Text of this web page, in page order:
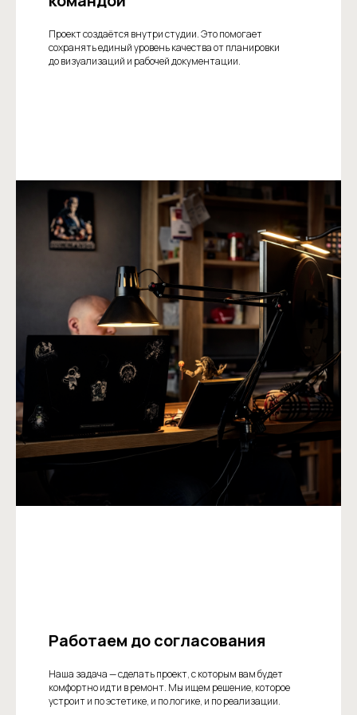
Проект создаётся внутри студии. Это помогает
сохранять единый уровень качества от планировки
до визуализаций и рабочей документации.
Работаем до согласования
Наша задача — сделать проект, с которым вам будет
комфортно идти в ремонт. Мы ищем решение, которое
устроит и по эстетике, и по логике, и по реализации.